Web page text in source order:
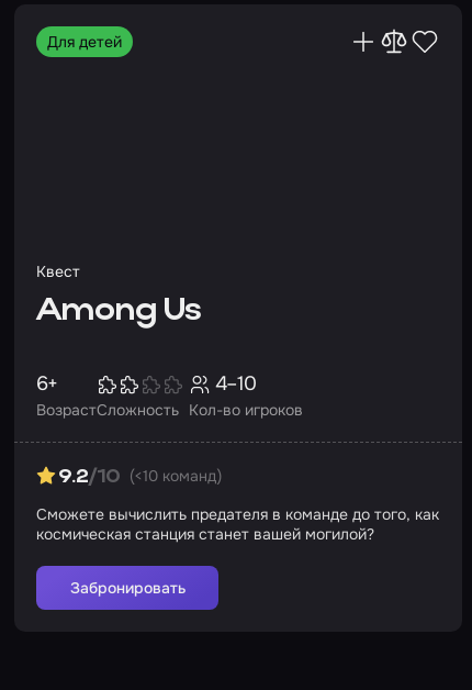
Для детей
Квест
Among Us
Возраст
6+
Сложность Кол-во игроков
4–10
9.2/10 (<10 команд)
Сможете вычислить предателя в команде до того, как
космическая станция станет вашей могилой?
Забронировать